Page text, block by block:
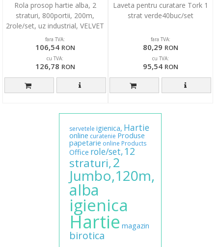
Rola prosop hartie alba, 2
straturi, 800portii, 200m,
2role/set, uz industrial, VELVET
Professional
fara TVA:
106,54 RON
cu TVA:
126,78 RON
Laveta pentru curatare Tork 1
strat verde40buc/set
fara TVA:
80,29 RON
cu TVA:
95,54 RON
servetele igienica, Hartie
online curatenie Produse
papetarie online Products
Office role/set,12
straturi,2
Jumbo,120m,
alba
igienica
Hartie magazin
birotica